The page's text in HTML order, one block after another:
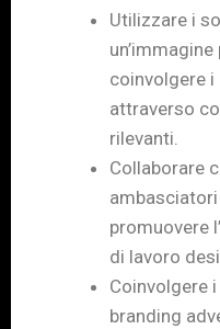
Utilizzare i
coinvolgere
attraverso
rilevanti.
Collaborare
promuovere
di lavoro
Coinvolgere
branding